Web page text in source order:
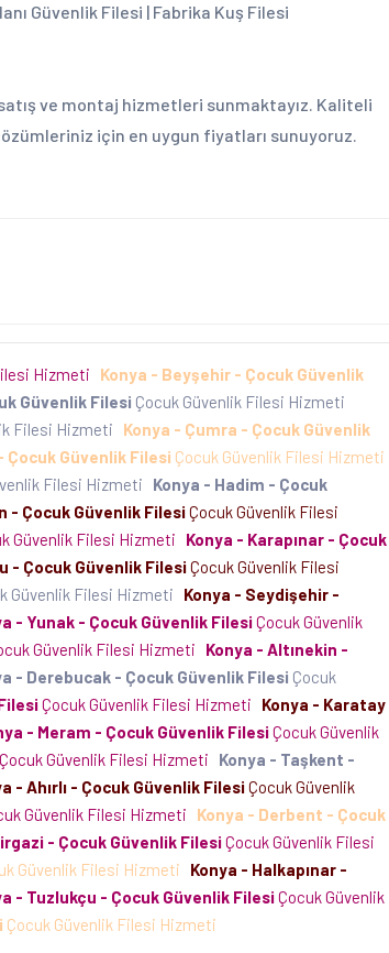
Güvenlik Filesi | Fabrika Kuş Filesi
ve montaj hizmetleri sunmaktayız. Kaliteli
için en uygun fiyatları sunuyoruz.
Hizmeti
Konya - Beyşehir - Çocuk Güvenlik
Güvenlik Filesi Çocuk Güvenlik Filesi Hizmeti
Filesi Hizmeti
Konya - Çumra - Çocuk Güvenlik
Çocuk Güvenlik Filesi Çocuk Güvenlik Filesi Hizmeti
Filesi Hizmeti
Konya - Hadim - Çocuk
- Çocuk Güvenlik FilesiÇocuk Güvenlik Filesi
Güvenlik Filesi Hizmeti
Konya - Karapınar - Çocuk
- Çocuk Güvenlik FilesiÇocuk Güvenlik Filesi
Güvenlik Filesi Hizmeti
Konya - Seydişehir -
- Yunak - Çocuk Güvenlik FilesiÇocuk Güvenlik
Güvenlik Filesi Hizmeti
Konya - Altınekin -
- Derebucak - Çocuk Güvenlik Filesi Çocuk
Çocuk Güvenlik Filesi Hizmeti
Konya - Karatay
- Meram - Çocuk Güvenlik FilesiÇocuk Güvenlik
Çocuk Güvenlik Filesi Hizmeti
Konya - Taşkent -
- Ahırlı - Çocuk Güvenlik FilesiÇocuk Güvenlik
Güvenlik Filesi Hizmeti
Konya - Derbent - Çocuk
- Çocuk Güvenlik FilesiÇocuk Güvenlik Filesi
Güvenlik Filesi Hizmeti
Konya - Halkapınar -
- Tuzlukçu - Çocuk Güvenlik FilesiÇocuk Güvenlik
Çocuk Güvenlik Filesi Hizmeti